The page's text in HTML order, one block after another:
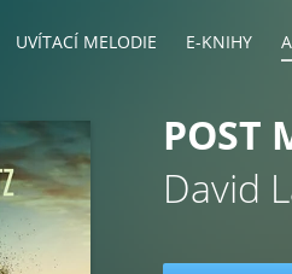
UVÍTACÍ MELODIE E-KNIHY
POST
David